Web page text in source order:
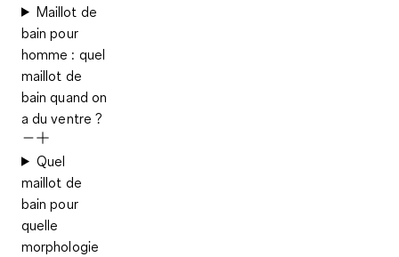
Maillot de
bain pour
homme : quel
maillot de
bain quand on
a du ventre ?
Quel
maillot de
bain pour
quelle
morphologie